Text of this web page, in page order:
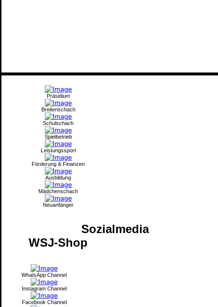
Präsidium
Breitenschach
Schulschach
Spielbetrieb
Leistungssport
Förderung & Finanzen
Ausbildung
Mädchenschach
Neuanfänger
Sozialmedia
WSJ-Shop
WhatsApp Channel
Instagram Channel
Facebook Channel